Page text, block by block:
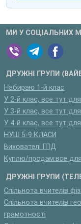
МИ У СОЦІАЛЬНИХ
ДРУЖНІ ГРУПИ
Набираю 1-й клас
У 2-й клас, все тут
У 3-й клас, все тут
У 4-й клас, все тут
НУШ 5-9 КЛАСИ
Вихователі ГПД
Куплю/продам:все
ДРУЖНІ ГРУПИ
Спільнота вчителів
Спільнота вчителів
грамотності